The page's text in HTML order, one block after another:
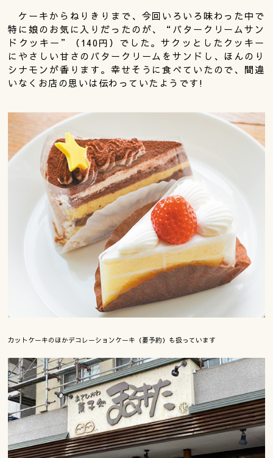
ケーキからねりきりまで、今回いろいろ味わった中で
特に娘のお気に入りだったのが、“バタークリームサン
ドクッキー”（140円）でした。サクッとしたクッキー
にやさしい甘さのバタークリームをサンドし、ほんのり
シナモンが香ります。幸せそうに食べていたので、間違
いなくお店の思いは伝わっていたようです!
カットケーキのほかデコレーションケーキ（要予約）も扱っています